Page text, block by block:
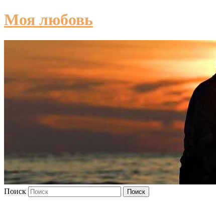
Моя любовь
Поиск